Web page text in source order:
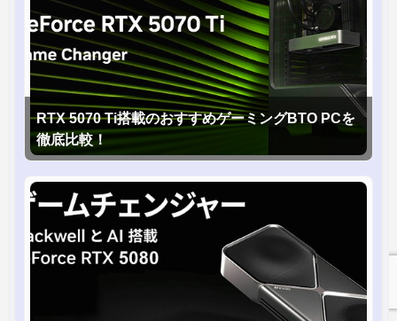
RTX 5070 Ti搭載のおすすめゲーミングBTO PCを
徹底比較！